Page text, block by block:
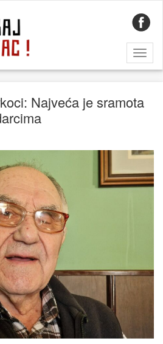
Najveća je sramota